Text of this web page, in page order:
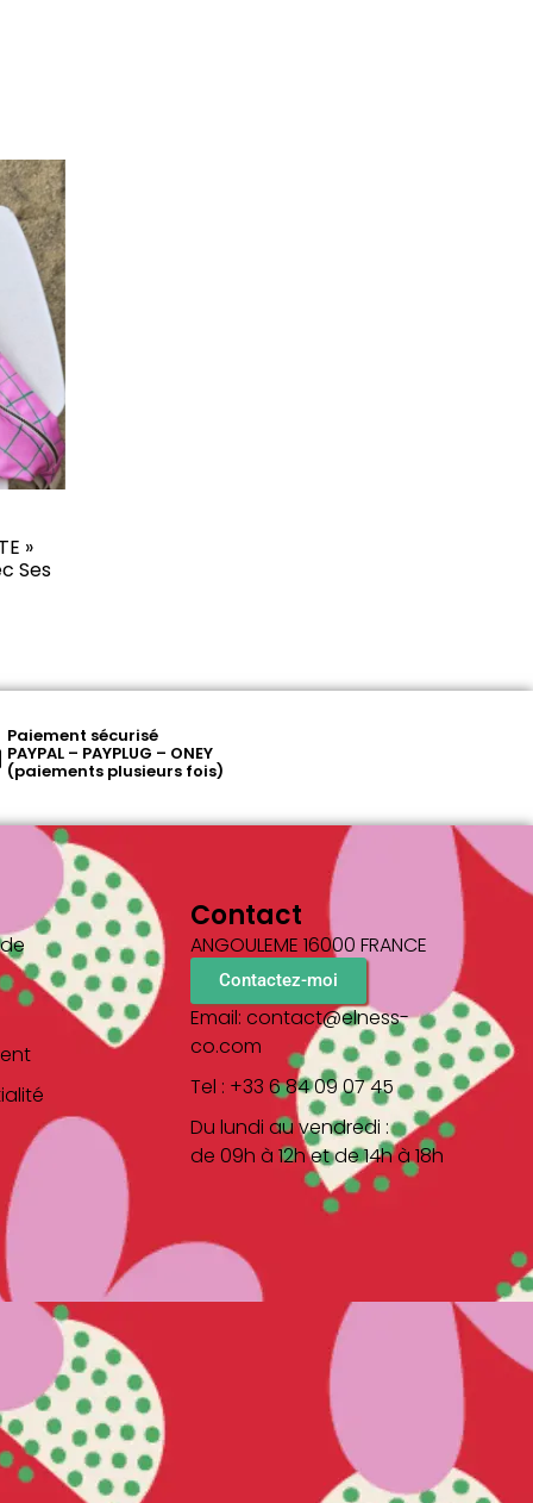
»
Ses
€.
Paiement sécurisé
PAYPAL – PAYPLUG – ONEY
(paiements plusieurs fois)
Contact
ANGOULEME 16000 FRANCE
Contactez-moi
Email: contact@elness-
co.com
Tel : +33 6 84 09 07 45
Du lundi au vendredi :
de 09h à 12h et de 14h à 18h